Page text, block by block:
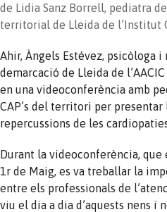
de Lidia Sanz Borrell, pediatra
territorial de Lleida de l’Institut
Ahir, Àngels Estévez, psicòloga i
demarcació de Lleida de
en una videoconferència amb
CAP’s del territori per
repercussions de les
Durant la videoconferència, que
1r de Maig, es va treballar la
entre els professionals de
viu el dia a dia d’aquests nens i